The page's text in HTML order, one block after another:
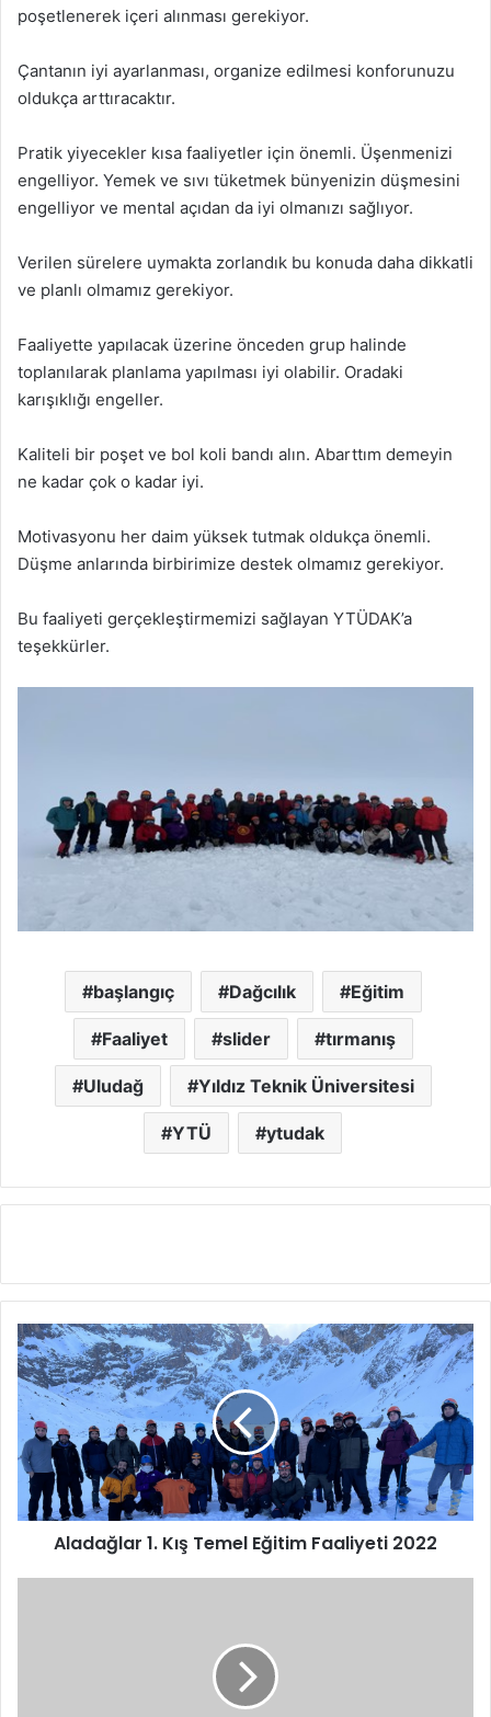
poşetlenerek içeri alınması gerekiyor.
Çantanın iyi ayarlanması, organize edilmesi konforunuzu
oldukça arttıracaktır.
Pratik yiyecekler kısa faaliyetler için önemli. Üşenmenizi
engelliyor. Yemek ve sıvı tüketmek bünyenizin düşmesini
engelliyor ve mental açıdan da iyi olmanızı sağlıyor.
Verilen sürelere uymakta zorlandık bu konuda daha dikkatli
ve planlı olmamız gerekiyor.
Faaliyette yapılacak üzerine önceden grup halinde
toplanılarak planlama yapılması iyi olabilir. Oradaki
karışıklığı engeller.
Kaliteli bir poşet ve bol koli bandı alın. Abarttım demeyin
ne kadar çok o kadar iyi.
Motivasyonu her daim yüksek tutmak oldukça önemli.
Düşme anlarında birbirimize destek olmamız gerekiyor.
Bu faaliyeti gerçekleştirmemizi sağlayan YTÜDAK’a
teşekkürler.
başlangıç Dağcılık Eğitim
Faaliyet slider tırmanış
Uludağ Yıldız Teknik Üniversitesi
YTÜ ytudak
Aladağlar
1.
Kış
Temel
Eğitim
Faaliyeti
2022
Aladağlar 1. Kış Temel Eğitim Faaliyeti 2022